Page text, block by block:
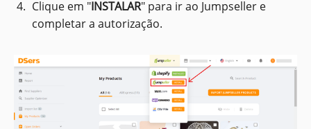
Clique em "INSTALAR" para ir ao Jumpseller e
completar a autorização.